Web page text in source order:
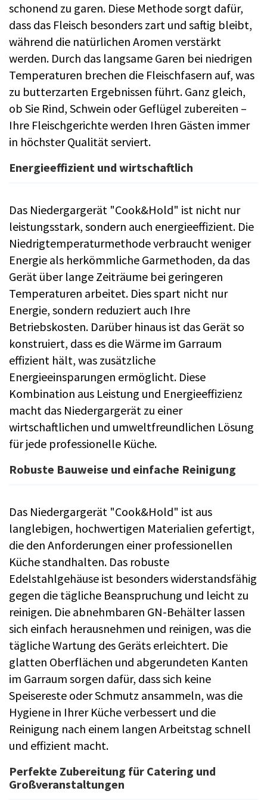
schonend zu garen. Diese Methode sorgt dafür,
dass das Fleisch besonders zart und saftig bleibt,
während die natürlichen Aromen verstärkt
werden. Durch das langsame Garen bei niedrigen
Temperaturen brechen die Fleischfasern auf, was
zu butterzarten Ergebnissen führt. Ganz gleich,
ob Sie Rind, Schwein oder Geflügel zubereiten –
Ihre Fleischgerichte werden Ihren Gästen immer
in höchster Qualität serviert.
Energieeffizient und wirtschaftlich
Das Niedergargerät "Cook&Hold" ist nicht nur
leistungsstark, sondern auch energieeffizient. Die
Niedrigtemperaturmethode verbraucht weniger
Energie als herkömmliche Garmethoden, da das
Gerät über lange Zeiträume bei geringeren
Temperaturen arbeitet. Dies spart nicht nur
Energie, sondern reduziert auch Ihre
Betriebskosten. Darüber hinaus ist das Gerät so
konstruiert, dass es die Wärme im Garraum
effizient hält, was zusätzliche
Energieeinsparungen ermöglicht. Diese
Kombination aus Leistung und Energieeffizienz
macht das Niedergargerät zu einer
wirtschaftlichen und umweltfreundlichen Lösung
für jede professionelle Küche.
Robuste Bauweise und einfache Reinigung
Das Niedergargerät "Cook&Hold" ist aus
langlebigen, hochwertigen Materialien gefertigt,
die den Anforderungen einer professionellen
Küche standhalten. Das robuste
Edelstahlgehäuse ist besonders widerstandsfähig
gegen die tägliche Beanspruchung und leicht zu
reinigen. Die abnehmbaren GN-Behälter lassen
sich einfach herausnehmen und reinigen, was die
tägliche Wartung des Geräts erleichtert. Die
glatten Oberflächen und abgerundeten Kanten
im Garraum sorgen dafür, dass sich keine
Speisereste oder Schmutz ansammeln, was die
Hygiene in Ihrer Küche verbessert und die
Reinigung nach einem langen Arbeitstag schnell
und effizient macht.
Perfekte Zubereitung für Catering und
Großveranstaltungen